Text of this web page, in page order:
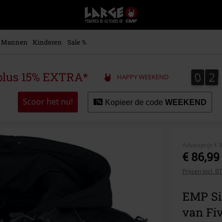
Large
–
Muziek-,
+
kleding
Mannen Kinderen Sale %
15% EXTRA* HAPPY WEEKEND 0
0 2
2
Scoor het nu! Kopieer de code WEEKEND
Adviesprijs €
€ 86,99
Prijzen incl.
EMP
van